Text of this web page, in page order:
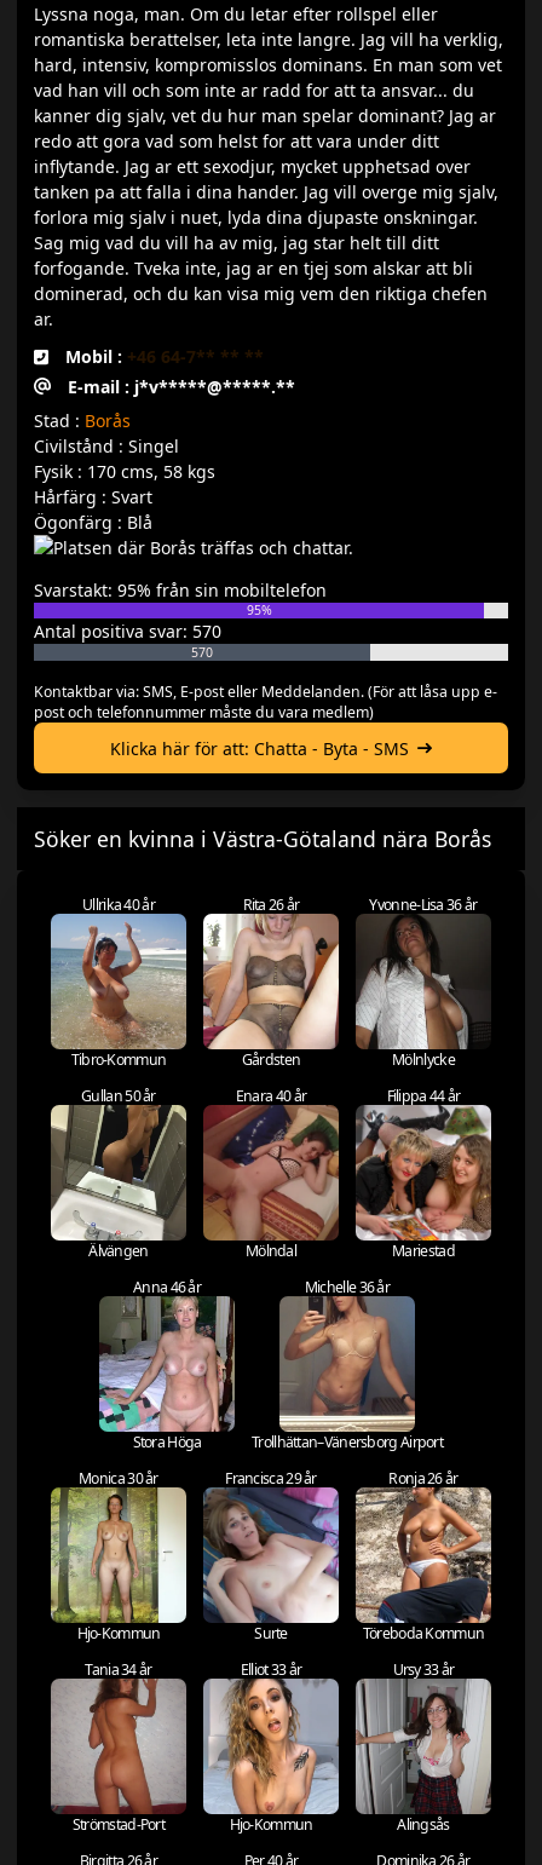
Lyssna noga, man. Om du letar efter rollspel eller
romantiska berattelser, leta inte langre. Jag vill ha verklig,
hard, intensiv, kompromisslos dominans. En man som vet
vad han vill och som inte ar radd for att ta ansvar... du
kanner dig sjalv, vet du hur man spelar dominant? Jag ar
redo att gora vad som helst for att vara under ditt
inflytande. Jag ar ett sexodjur, mycket upphetsad over
tanken pa att falla i dina hander. Jag vill overge mig sjalv,
forlora mig sjalv i nuet, lyda dina djupaste onskningar.
Sag mig vad du vill ha av mig, jag star helt till ditt
forfogande. Tveka inte, jag ar en tjej som alskar att bli
dominerad, och du kan visa mig vem den riktiga chefen
ar.
Mobil : +46 64-7** ** **
E-mail : j*v*****@*****.**
Stad : Borås
Civilstånd : Singel
Fysik : 170 cms, 58 kgs
Hårfärg : Svart
Ögonfärg : Blå
Svarstakt: 95% från sin mobiltelefon
95%
Antal positiva svar: 570
570
Kontaktbar via: SMS, E-post eller Meddelanden. (För att låsa upp e-
post och telefonnummer måste du vara medlem)
Klicka här för att: Chatta - Byta - SMS
Söker en kvinna i Västra-Götaland nära Borås
Ullrika 40 år
Tibro-Kommun
Rita 26 år
Gårdsten
Yvonne-Lisa 36 år
Mölnlycke
Gullan 50 år
Älvängen
Enara 40 år
Mölndal
Filippa 44 år
Mariestad
Anna 46 år
Stora Höga
Michelle 36 år
Trollhättan–Vänersborg Airport
Monica 30 år
Hjo-Kommun
Francisca 29 år
Surte
Ronja 26 år
Töreboda Kommun
Tania 34 år
Strömstad-Port
Elliot 33 år
Hjo-Kommun
Ursy 33 år
Alingsås
Birgitta 26 år
Per 40 år Dominika 26 år